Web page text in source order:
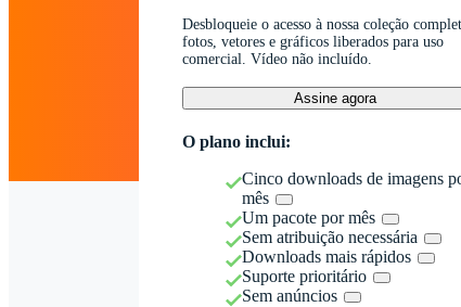
Desbloqueie o acesso à nossa coleção
fotos, vetores e gráficos liberados para uso
comercial. Vídeo não incluído.
Assine agora
O plano inclui:
Cinco downloads de imagens
mês
Um pacote por mês
Sem atribuição necessária
Downloads mais rápidos
Suporte prioritário
Sem anúncios